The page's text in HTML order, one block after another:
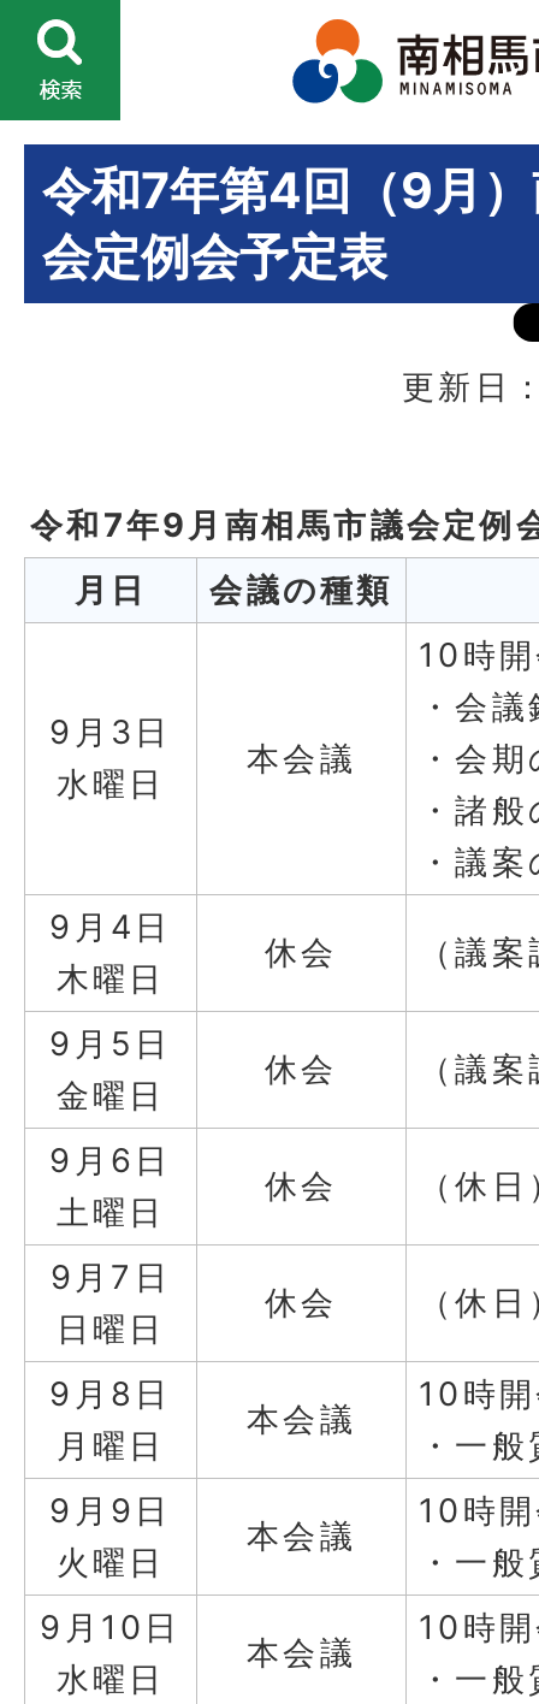
令和7年第4回（9月
会定例会予定表
更新日
令和7年9月南相馬市議会定例
月日
会議の種類
9月3日
水曜日
本会議
10時
・会
・会
・諸
・議
9月4日
木曜日
休会 （議
9月5日
金曜日
休会 （議
9月6日
土曜日
休会 （休
9月7日
日曜日
休会 （休
9月8日
月曜日
本会議
10時
・一
9月9日
火曜日
本会議
10時
・一
9月10日
水曜日
本会議
10時
・一